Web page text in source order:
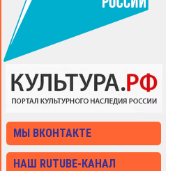
МЫ ВКОНТАКТЕ
НАШ RUTUBE-КАНАЛ